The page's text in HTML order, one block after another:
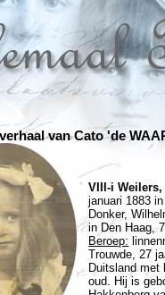
van Cato 'de
VIII-i
januari 1883
Donker,
in Den Haag,
Beroep:
Trouwde, 27
Duitsland met
oud. Hij is